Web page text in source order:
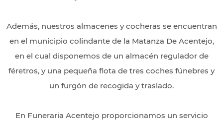
Además, nuestros almacenes y cocheras se encuentran
en el municipio colindante de la Matanza De Acentejo,
en el cual disponemos de un almacén regulador de
féretros, y una pequeña flota de tres coches fúnebres y
un furgón de recogida y traslado.
En Funeraria Acentejo proporcionamos un servicio